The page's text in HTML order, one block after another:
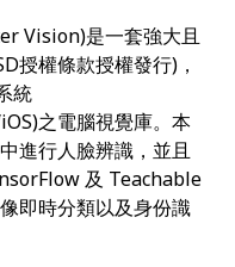
Vision)是一套強大且
授權條款授權發行)，
統
之電腦視覺庫。本
進行人臉辨識，並且
及 Teachable
即時分類以及身份識